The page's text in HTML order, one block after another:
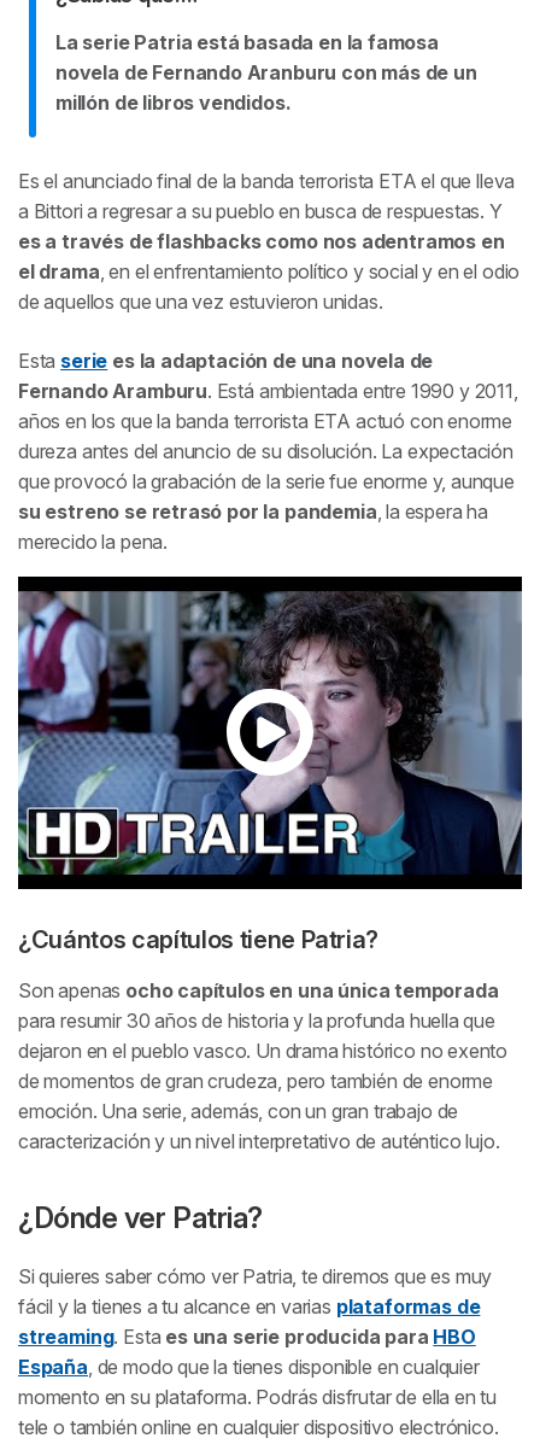
La serie Patria está basada en la famosa
novela de Fernando Aranburu con más de un
millón de libros vendidos.
Es el anunciado final de la banda terrorista ETA el que lleva
a Bittori a regresar a su pueblo en busca de respuestas. Y
es a través de flashbacks como nos adentramos en
el drama , en el enfrentamiento político y social y en el odio
de aquellos que una vez estuvieron unidas.
Esta serie es la adaptación de una novela de
Fernando Aramburu. Está ambientada entre 1990 y 2011,
años en los que la banda terrorista ETA actuó con enorme
dureza antes del anuncio de su disolución. La expectación
que provocó la grabación de la serie fue enorme y, aunque
su estreno se retrasó por la pandemia , la espera ha
merecido la pena.
¿Cuántos capítulos tiene Patria?
Son apenas ocho capítulos en una única temporada
para resumir 30 años de historia y la profunda huella que
dejaron en el pueblo vasco. Un drama histórico no exento
de momentos de gran crudeza, pero también de enorme
emoción. Una serie, además, con un gran trabajo de
caracterización y un nivel interpretativo de auténtico lujo.
¿Dónde ver Patria?
Si quieres saber cómo ver Patria, te diremos que es muy
fácil y la tienes a tu alcance en varias plataformas de
streaming. Esta es una serie producida para HBO
España, de modo que la tienes disponible en cualquier
momento en su plataforma. Podrás disfrutar de ella en tu
tele o también online en cualquier dispositivo electrónico.